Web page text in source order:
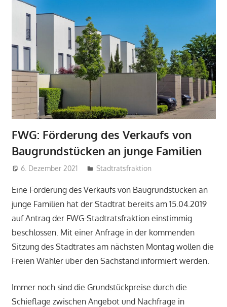
FWG: Förderung des Verkaufs von
Baugrundstücken an junge Familien
6. Dezember 2021 admin
Stadtratsfraktion
Eine Förderung des Verkaufs von Baugrundstücken an
junge Familien hat der Stadtrat bereits am 15.04.2019
auf Antrag der FWG-Stadtratsfraktion einstimmig
beschlossen. Mit einer Anfrage in der kommenden
Sitzung des Stadtrates am nächsten Montag wollen die
Freien Wähler über den Sachstand informiert werden.
Immer noch sind die Grundstückpreise durch die
Schieflage zwischen Angebot und Nachfrage in